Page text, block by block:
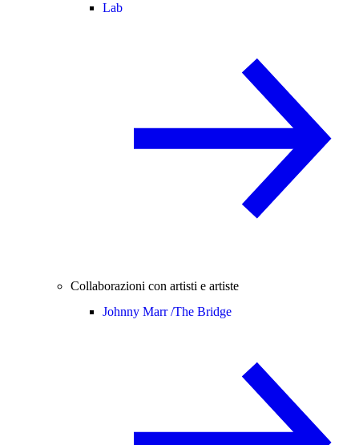
Lab
Collaborazioni con artisti e artiste
Johnny Marr /The Bridge